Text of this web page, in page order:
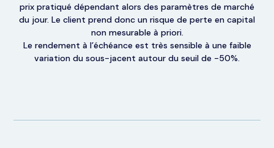
prix pratiqué dépendant alors des paramètres de marché
du jour. Le client prend donc un risque de perte en capital
non mesurable à priori.
Le rendement à l’échéance est très sensible à une faible
variation du sous-jacent autour du seuil de -50%.